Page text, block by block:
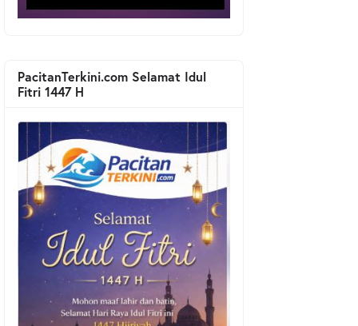
PacitanTerkini.com Selamat Idul
Fitri 1447 H